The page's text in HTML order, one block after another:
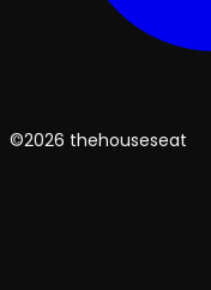
©2026 thehouseseat